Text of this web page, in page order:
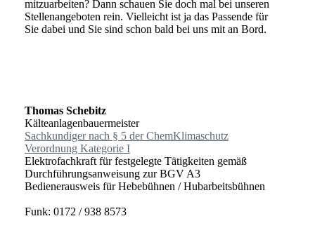
mitzuarbeiten? Dann schauen Sie doch mal bei unseren
Stellenangeboten rein. Vielleicht ist ja das Passende für
Sie dabei und Sie sind schon bald bei uns mit an Bord.
Thomas Schebitz
Kälteanlagenbauermeister
Sachkundiger nach § 5 der ChemKlimaschutz
Verordnung Kategorie I
Elektrofachkraft für festgelegte Tätigkeiten gemäß
Durchführungsanweisung zur BGV A3
Bedienerausweis für Hebebühnen / Hubarbeitsbühnen
Funk: 0172 / 938 8573